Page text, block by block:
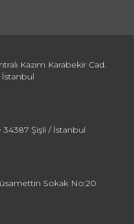
Kazım Karabekir Cad.
İstanbul
Şişli / İstanbul
Sokak No:20